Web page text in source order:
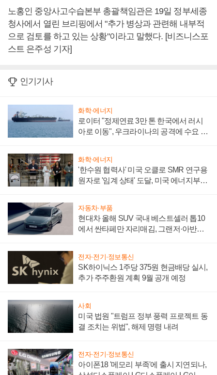
노홍인 중앙사고수습본부 총괄책임관은 19일 정부세종
청사에서 열린 브리핑에서 "추가 병상과 관련해 내부적
으로 검토를 하고 있는 상황"이라고 말했다. [비즈니스포
스트 은주성 기자]
인기기사
화학·에너지
로이터 "정제연료 3만 톤 한국에서 러시
아로 이동", 우크라이나의 공격에 수요 늘
화학·에너지
'한수원 협력사' 미국 오클로 SMR 연구용
원자로 '임계 상태' 도달, 미국 에너지부
자동차·부품
현대차 올해 SUV 국내 베스트셀러 톱10
에서 싼타페만 자리매김, 그랜저·아반떼
전자·전기·정보통신
SK하이닉스 1주당 375원 현금배당 실시,
추가 주주환원 계획 9월 공개 예정
사회
미국 법원 "트럼프 정부 풍력 프로젝트 동
결 조치는 위법", 해제 명령 내려
전자·전기·정보통신
아이폰18 '메모리 부족'에 출시 지연되나,